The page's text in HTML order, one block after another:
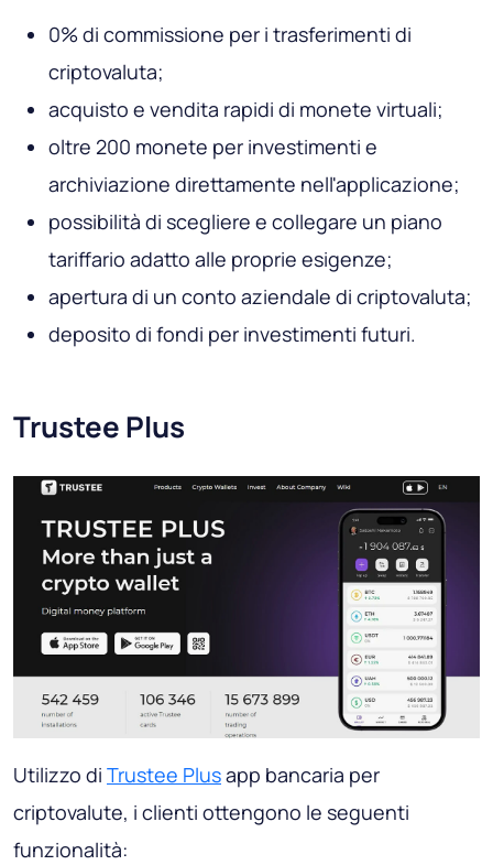
0% di commissione per i trasferimenti di
criptovaluta;
acquisto e vendita rapidi di monete virtuali;
oltre 200 monete per investimenti e
archiviazione direttamente nell'applicazione;
possibilità di scegliere e collegare un piano
tariffario adatto alle proprie esigenze;
apertura di un conto aziendale di criptovaluta;
deposito di fondi per investimenti futuri.
Trustee Plus
Utilizzo di Trustee Plusapp bancaria per
criptovalute, i clienti ottengono le seguenti
funzionalità: